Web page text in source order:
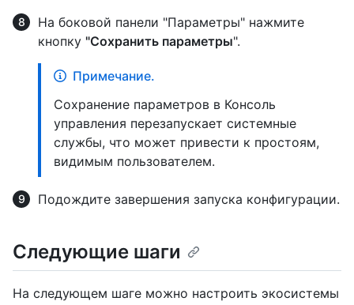
На боковой панели "Параметры" нажмите
кнопку "Сохранить параметры".
Примечание.
Сохранение параметров в Консоль
управления перезапускает системные
службы, что может привести к простоям,
видимым пользователем.
Подождите завершения запуска конфигурации.
Следующие шаги
На следующем шаге можно настроить экосистемы